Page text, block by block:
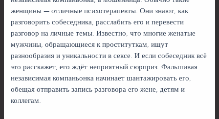
женщины — отличные психотерапевты. Они знают, как
разговорить собеседника, расслабить его и перевести
разговор на личные темы. Известно, что многие женатые
мужчины, обращающиеся к проституткам, ищут
разнообразия и уникальности в сексе. И если собеседник всё
это расскажет, его ждёт неприятный сюрприз. Фальшивая
независимая компаньонка начинает шантажировать его,
обещая отправить запись разговора его жене, детям и
коллегам.